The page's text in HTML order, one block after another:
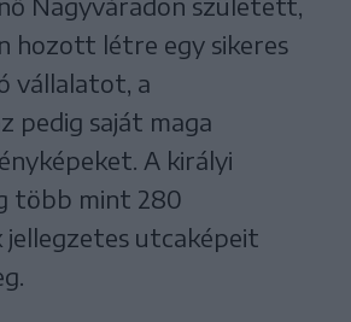
hozott létre egy sikeres
vállalatot, a
pedig saját maga
A királyi
több mint 280
jellegzetes utcaképeit